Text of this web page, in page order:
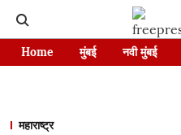
Home मुंबई नवी मुंबई
महाराष्ट्र